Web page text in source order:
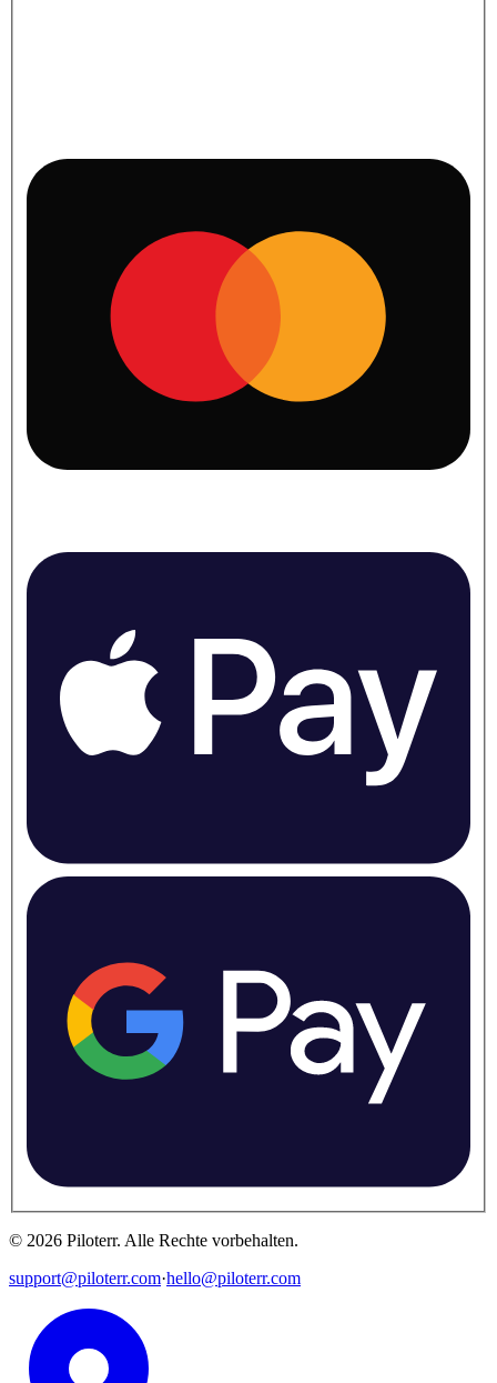
© 2026 Piloterr. Alle Rechte vorbehalten.
support@piloterr.com·hello@piloterr.com